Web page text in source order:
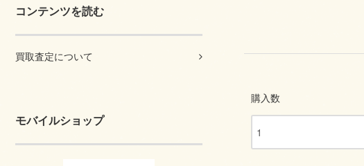
コンテンツを読む
買取査定について
モバイルショップ
購入数